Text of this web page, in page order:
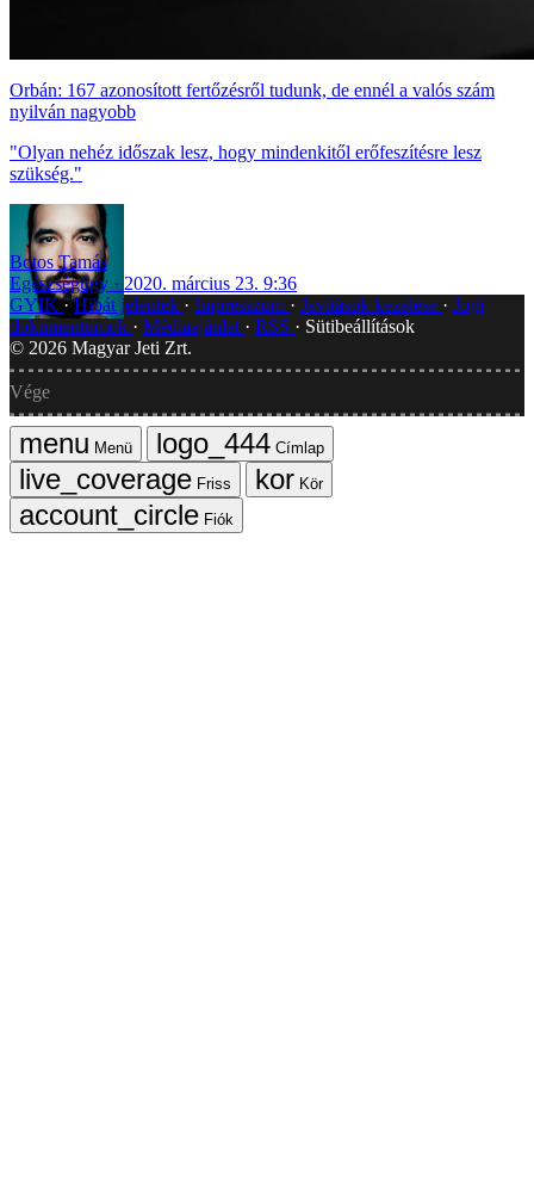
Orbán: 167 azonosított fertőzésről tudunk, de ennél a valós szám
nyilván nagyobb
"Olyan nehéz időszak lesz, hogy mindenkitől erőfeszítésre lesz
szükség."
Botos Tamás
Egészségügy
2020. március 23. 9:36
GYIK Hibát jelentek Impresszum Javítások kezelése
Jogi
dokumentumok
Médiaajánlat RSS
Sütibeállítások
© 2026 Magyar Jeti Zrt.
Vége
Menü
Címlap
Friss
Kör
Fiók